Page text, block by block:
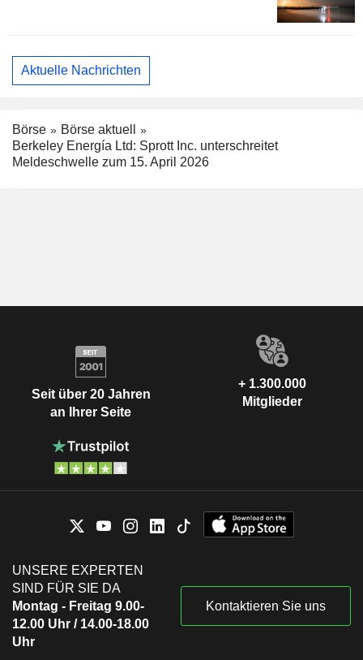
Aktuelle Nachrichten
Börse
Börse aktuell
Berkeley Energía Ltd: Sprott Inc. unterschreitet
Meldeschwelle zum 15. April 2026
Seit über 20 Jahren
an Ihrer Seite
+ 1.300.000
Mitglieder
UNSERE EXPERTEN
SIND FÜR SIE DA
Montag - Freitag 9.00-
12.00 Uhr / 14.00-18.00
Uhr
Kontaktieren Sie uns